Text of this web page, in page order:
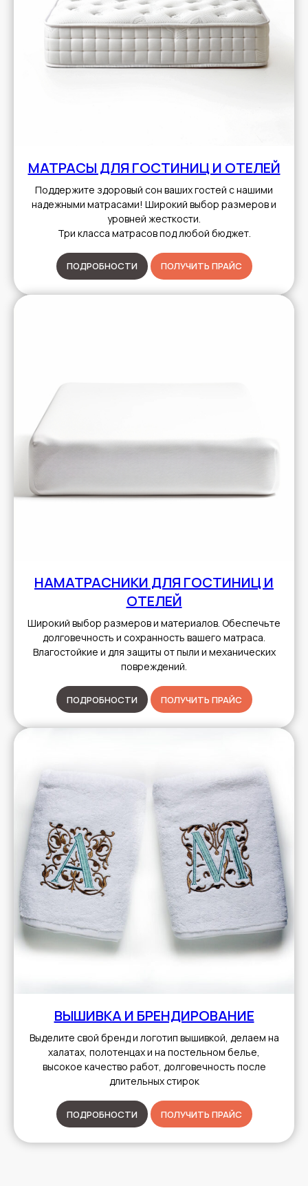
МАТРАСЫ ДЛЯ ГОСТИНИЦ И ОТЕЛЕЙ
Поддержите здоровый сон ваших гостей с нашими
надежными матрасами! Широкий выбор размеров и
уровней жесткости.
Три класса матрасов под любой бюджет.
ПОДРОБНОСТИ ПОЛУЧИТЬ ПРАЙС
НАМАТРАСНИКИ ДЛЯ ГОСТИНИЦ И
ОТЕЛЕЙ
Широкий выбор размеров и материалов. Обеспечьте
долговечность и сохранность вашего матраса.
Влагостойкие и для защиты от пыли и механических
повреждений.
ПОДРОБНОСТИ ПОЛУЧИТЬ ПРАЙС
ВЫШИВКА И БРЕНДИРОВАНИЕ
Выделите свой бренд и логотип вышивкой, делаем на
халатах, полотенцах и на постельном белье,
высокое качество работ, долговечность после
длительных стирок
ПОДРОБНОСТИ ПОЛУЧИТЬ ПРАЙС